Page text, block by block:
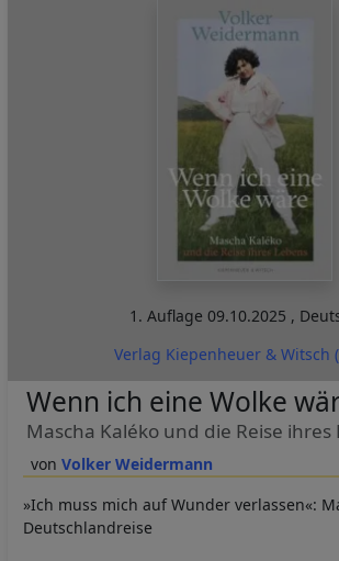
1. Auflage09.10.2025 ,
Verlag Kiepenheuer & Witsch
Volker Weidermann
Wenn ich eine Wolke
Mascha Kaléko und die Reise ihres
»Ich muss mich auf Wunder verlassen«:
Deutschlandreise